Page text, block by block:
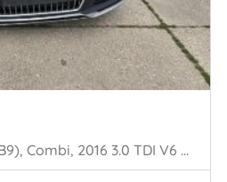
A4 Allroad Quattro (B9), Combi, 2016 3.0 TDI V6 24V